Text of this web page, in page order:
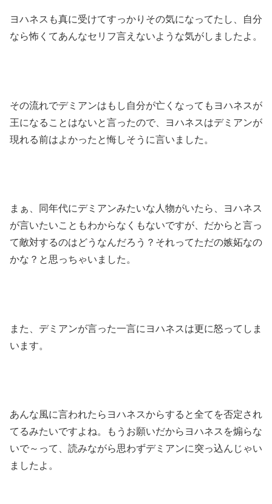
ヨハネスも真に受けてすっかりその気になってたし、自分
なら怖くてあんなセリフ言えないような気がしましたよ。
その流れでデミアンはもし自分が亡くなってもヨハネスが
王になることはないと言ったので、ヨハネスはデミアンが
現れる前はよかったと悔しそうに言いました。
まぁ、同年代にデミアンみたいな人物がいたら、ヨハネス
が言いたいこともわからなくもないですが、だからと言っ
て敵対するのはどうなんだろう？それってただの嫉妬なの
かな？と思っちゃいました。
また、デミアンが言った一言にヨハネスは更に怒ってしま
います。
あんな風に言われたらヨハネスからすると全てを否定され
てるみたいですよね。もうお願いだからヨハネスを煽らな
いで～って、読みながら思わずデミアンに突っ込んじゃい
ましたよ。